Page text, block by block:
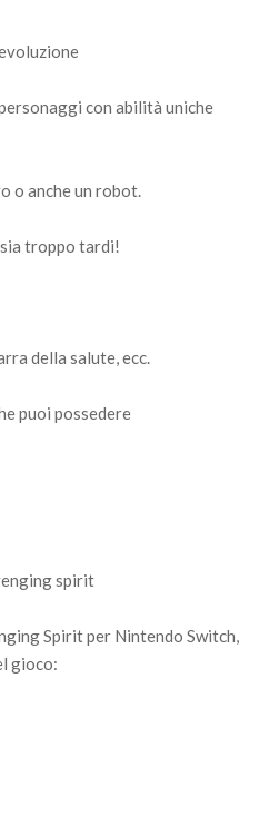
con abilità uniche
o anche un robot.
troppo tardi!
della salute, ecc.
puoi possedere
Spirit per Nintendo Switch,
gioco: